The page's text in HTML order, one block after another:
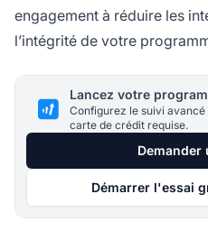
engagement à réduire les
l’intégrité de votre
Lancez votre
Configurez le suivi
carte de crédit requise.
Demander
Démarrer l'essai